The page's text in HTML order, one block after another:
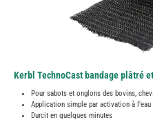
Kerbl TechnoCast bandage plâtré
Pour sabots et onglons des bovins,
Application simple par activation à l'eau
Durcit en quelques minutes